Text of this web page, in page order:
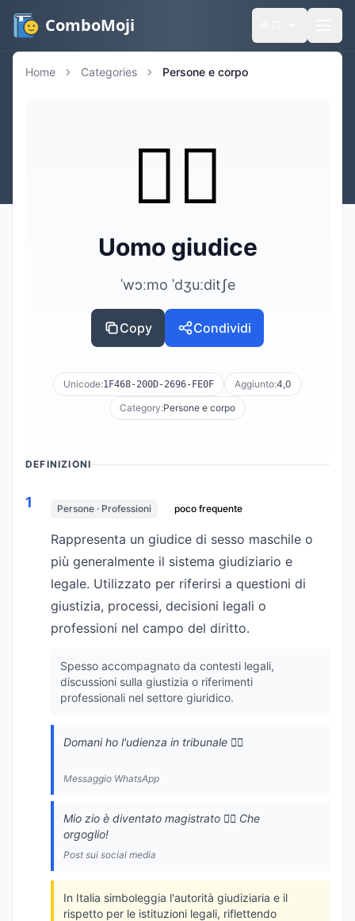
ComboMoji
Home Categories Persone e corpo
👨‍⚖️
Uomo giudice
ˈwɔːmo ˈdʒuːditʃe
Copy Condividi
Unicode:1F468-200D-2696-FE0F Aggiunto:4,0
Category:Persone e corpo
DEFINIZIONI
1 Persone · Professioni poco frequente
Rappresenta un giudice di sesso maschile o
più generalmente il sistema giudiziario e
legale. Utilizzato per riferirsi a questioni di
giustizia, processi, decisioni legali o
professioni nel campo del diritto.
Spesso accompagnato da contesti legali,
discussioni sulla giustizia o riferimenti
professionali nel settore giuridico.
Domani ho l'udienza in tribunale 👨‍⚖️
Messaggio WhatsApp
Mio zio è diventato magistrato 👨‍⚖️ Che
orgoglio!
Post sui social media
In Italia simboleggia l'autorità giudiziaria e il
rispetto per le istituzioni legali, riflettendo